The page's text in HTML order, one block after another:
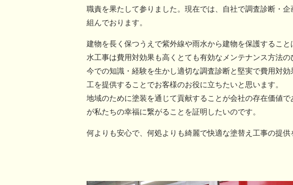
職責を果たして参りました。現在では、自社で調査診断・
組んでおります。
建物を長く保つうえで紫外線や雨水から建物を保護するこ
水工事は費用対効果も高くとても有効なメンテナンス方法の
今での知識・経験を生かし適切な調査診断と堅実で費用対
工を提供することでお客様のお役に立ちたいと思います。
地域のために塗装を通じて貢献することが会社の存在価値
が私たちの幸福に繋がることを証明したいのです。
何よりも安心で、何処よりも綺麗で快適な塗替え工事の提供